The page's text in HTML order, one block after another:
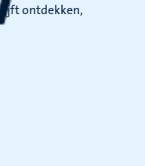
ontdekken,